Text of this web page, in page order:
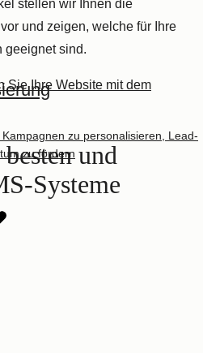
zu personalisieren, Lead-
zu fördern
stellen wir Ihnen die
vor und zeigen, welche für Ihre
geeignet sind.
und
Systeme